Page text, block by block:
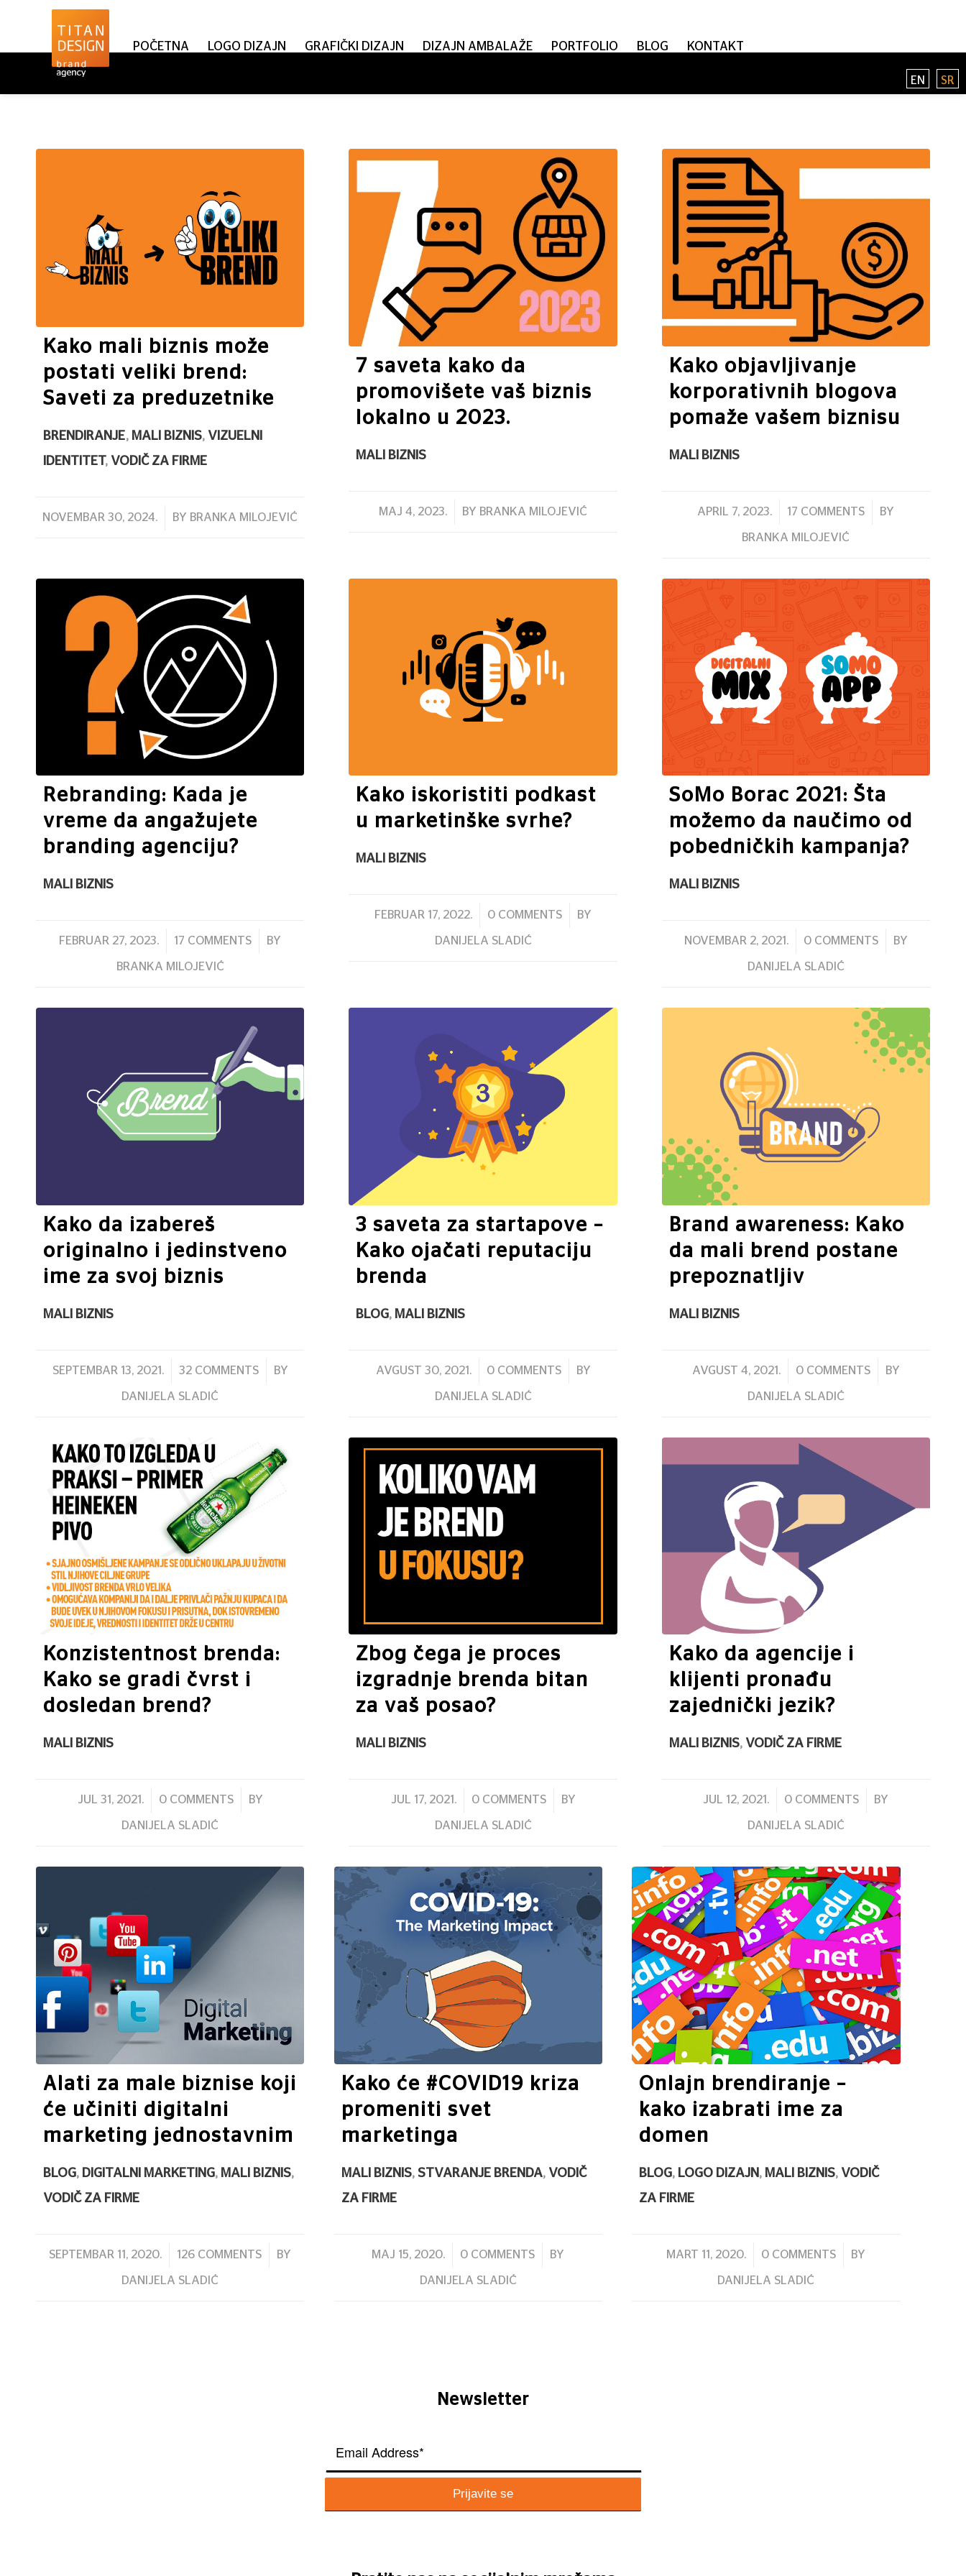
EN SR
POČETNA LOGO DIZAJN GRAFIČKI DIZAJN DIZAJN AMBALAŽE PORTFOLIO BLOG KONTAKT
BRENDIRANJE, MALI BIZNIS, VIZUELNI
IDENTITET, VODIČ ZA FIRME
Kako mali biznis može
postati veliki brend:
Saveti za preduzetnike
NOVEMBAR 30, 2024.
/ BY BRANKA MILOJEVIĆ
MALI BIZNIS
7 saveta kako da
promovišete vaš biznis
lokalno u 2023.
MAJ 4, 2023.
/ BY BRANKA MILOJEVIĆ
MALI BIZNIS
Kako objavljivanje
korporativnih blogova
pomaže vašem biznisu
APRIL 7, 2023.
/ 17 COMMENTS
/ BY
BRANKA MILOJEVIĆ
MALI BIZNIS
Rebranding: Kada je
vreme da angažujete
branding agenciju?
FEBRUAR 27, 2023.
/ 17 COMMENTS
/ BY
BRANKA MILOJEVIĆ
MALI BIZNIS
Kako iskoristiti podkast
u marketinške svrhe?
FEBRUAR 17, 2022.
/ 0 COMMENTS
/ BY
DANIJELA SLADIĆ
MALI BIZNIS
SoMo Borac 2021: Šta
možemo da naučimo od
pobedničkih kampanja?
NOVEMBAR 2, 2021.
/ 0 COMMENTS
/ BY
DANIJELA SLADIĆ
MALI BIZNIS
Kako da izabereš
originalno i jedinstveno
ime za svoj biznis
SEPTEMBAR 13, 2021.
/ 32 COMMENTS
/ BY
DANIJELA SLADIĆ
BLOG, MALI BIZNIS
3 saveta za startapove –
Kako ojačati reputaciju
brenda
AVGUST 30, 2021.
/ 0 COMMENTS
/ BY
DANIJELA SLADIĆ
MALI BIZNIS
Brand awareness: Kako
da mali brend postane
prepoznatljiv
AVGUST 4, 2021.
/ 0 COMMENTS
/ BY
DANIJELA SLADIĆ
MALI BIZNIS
Konzistentnost brenda:
Kako se gradi čvrst i
dosledan brend?
JUL 31, 2021.
/ 0 COMMENTS
/ BY
DANIJELA SLADIĆ
MALI BIZNIS
Zbog čega je proces
izgradnje brenda bitan
za vaš posao?
JUL 17, 2021.
/ 0 COMMENTS
/ BY
DANIJELA SLADIĆ
MALI BIZNIS, VODIČ ZA FIRME
Kako da agencije i
klijenti pronađu
zajednički jezik?
JUL 12, 2021.
/ 0 COMMENTS
/ BY
DANIJELA SLADIĆ
BLOG, DIGITALNI MARKETING, MALI BIZNIS,
VODIČ ZA FIRME
Alati za male biznise koji
će učiniti digitalni
marketing jednostavnim
SEPTEMBAR 11, 2020.
/ 126 COMMENTS
/ BY
DANIJELA SLADIĆ
MALI BIZNIS, STVARANJE BRENDA, VODIČ
ZA FIRME
Kako će #COVID19 kriza
promeniti svet
marketinga
MAJ 15, 2020.
/ 0 COMMENTS
/ BY
DANIJELA SLADIĆ
BLOG, LOGO DIZAJN , MALI BIZNIS, VODIČ
ZA FIRME
Onlajn brendiranje –
kako izabrati ime za
domen
MART 11, 2020.
/ 0 COMMENTS
/ BY
DANIJELA SLADIĆ
Newsletter